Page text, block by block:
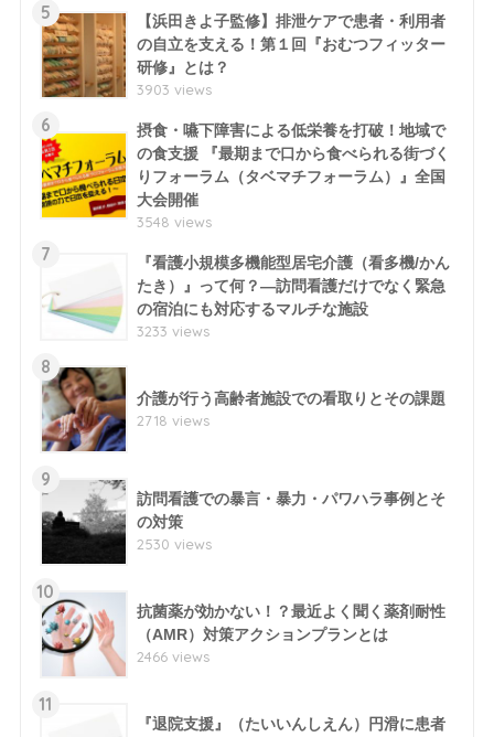
5
【浜田きよ子監修】排泄ケアで患者・利用者
の自立を支える！第１回『おむつフィッター
研修』とは？
3903 views
6
摂食・嚥下障害による低栄養を打破！地域で
の食支援 『最期まで口から食べられる街づく
りフォーラム（タベマチフォーラム）』全国
大会開催
3548 views
7
『看護小規模多機能型居宅介護（看多機/かん
たき）』って何？―訪問看護だけでなく緊急
の宿泊にも対応するマルチな施設
3233 views
8
介護が行う高齢者施設での看取りとその課題
2718 views
9
訪問看護での暴言・暴力・パワハラ事例とそ
の対策
2530 views
10
抗菌薬が効かない！？最近よく聞く薬剤耐性
（AMR）対策アクションプランとは
2466 views
11
『退院支援』（たいいんしえん）円滑に患者